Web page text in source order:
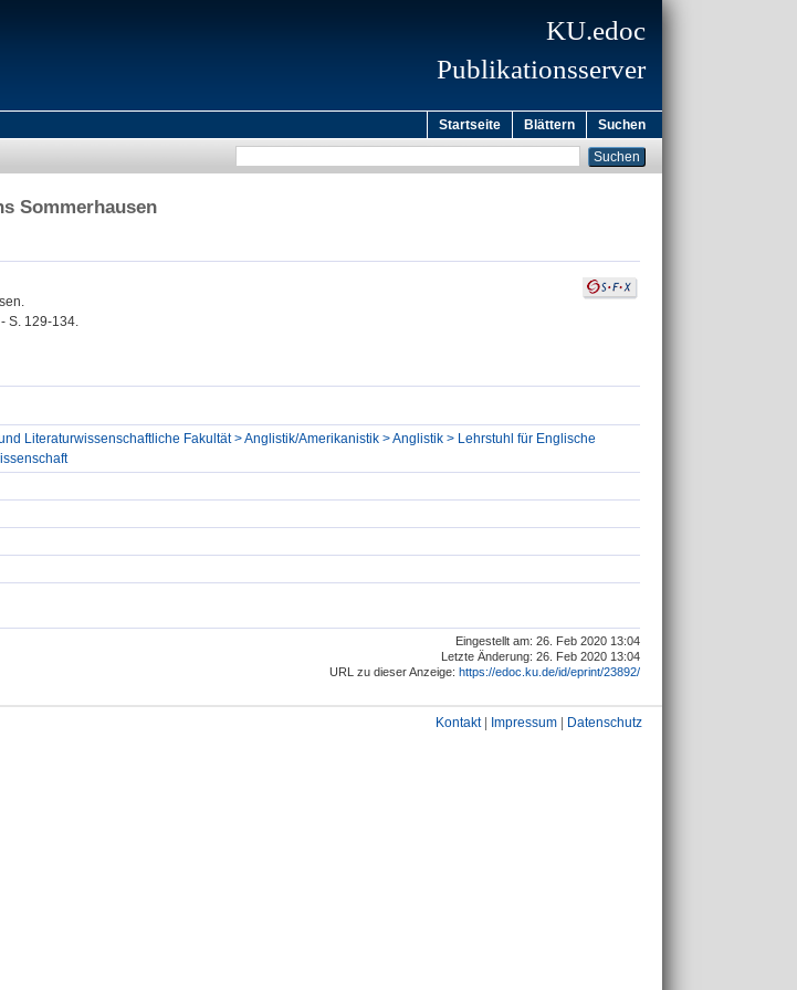
KU.edoc
Publikationsserver
Startseite Blättern Suchen
Sommerhausen
S. 129-134.
Literaturwissenschaftliche Fakultät > Anglistik/Amerikanistik > Anglistik > Lehrstuhl für Englische
Eingestellt am: 26. Feb 2020 13:04
Letzte Änderung: 26. Feb 2020 13:04
URL zu dieser Anzeige: https://edoc.ku.de/id/eprint/23892/
Kontakt| Impressum Datenschutz